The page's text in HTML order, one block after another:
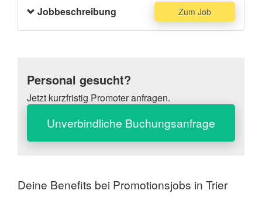
Bei Fragen stehen wir dir jederzeit zur Verfügung.
Jobbeschreibung Zum Job
Personal gesucht?
Jetzt kurzfristig Promoter anfragen.
Unverbindliche Buchungsanfrage
Deine Benefits bei Promotionsjobs in Trier